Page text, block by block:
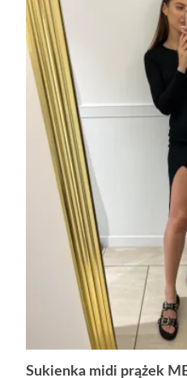
Sukienka midi prążek